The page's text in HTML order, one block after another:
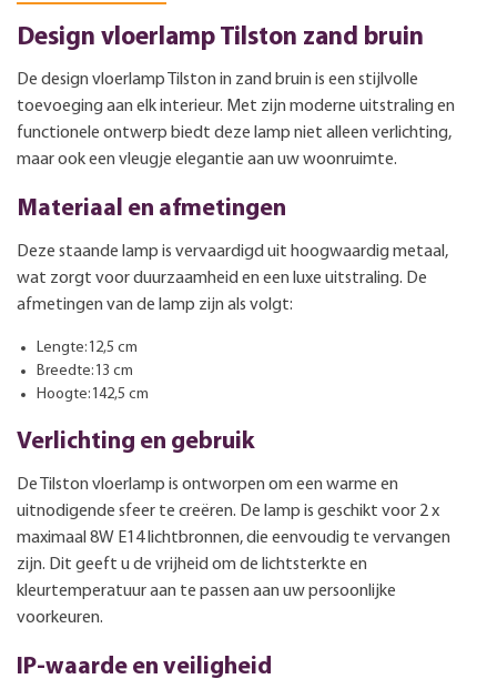
Design vloerlamp Tilston zand bruin
De design vloerlamp Tilston in zand bruin is een stijlvolle
toevoeging aan elk interieur. Met zijn moderne uitstraling en
functionele ontwerp biedt deze lamp niet alleen verlichting,
maar ook een vleugje elegantie aan uw woonruimte.
Materiaal en afmetingen
Deze staande lamp is vervaardigd uit hoogwaardig metaal,
wat zorgt voor duurzaamheid en een luxe uitstraling. De
afmetingen van de lamp zijn als volgt:
Lengte:12,5 cm
Breedte:13 cm
Hoogte:142,5 cm
Verlichting en gebruik
De Tilston vloerlamp is ontworpen om een warme en
uitnodigende sfeer te creëren. De lamp is geschikt voor 2 x
maximaal 8W E14 lichtbronnen, die eenvoudig te vervangen
zijn. Dit geeft u de vrijheid om de lichtsterkte en
kleurtemperatuur aan te passen aan uw persoonlijke
voorkeuren.
IP-waarde en veiligheid